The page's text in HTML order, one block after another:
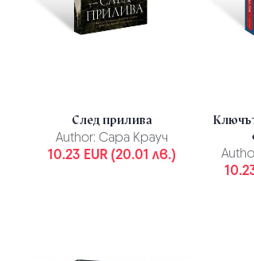
След прилива
Author: Сара Крауч
10.23 EUR (20.01 лв.)